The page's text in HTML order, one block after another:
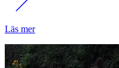
Läs mer